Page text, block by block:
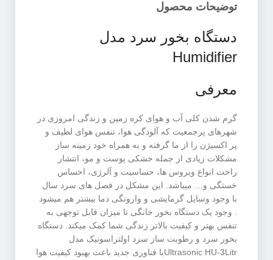
توضیحات محصول
دستگاه بخور سرد مدل
Humidifier
معرفی
گرم شدن کلی آب و هوای کره زمین و زندگی امروزی در
شهرهای پرجمعیت که آلودگی هوا، تنفس هوای لطیف و
پر اکسیژن را از ما گرفته و به همراه خود زمینه ساز
مشکلات زیادی از جمله خشکی پوست و مو، انتشار
راحت انواع ویروس ها، حساسیت و آلرژی، احساس
خستگی و… میباشد. این مشکل در فصل های سرد سال
با وجود وسایل گرمایشی و وارونگی دما بیشتر هم میشود
. وجود یک دستگاه بخور خانگی تا میزان قابل توجهی به
تنفس بهتر و کیفیت بالاتر زندگی شما کمک میکند. دستگاه
بخور سرد و رطوبت ساز سرد اولتراسونیک مدل
Ultrasonic HU-3Litrبا فناوری جدید باعث بهبود کیفیت هوا